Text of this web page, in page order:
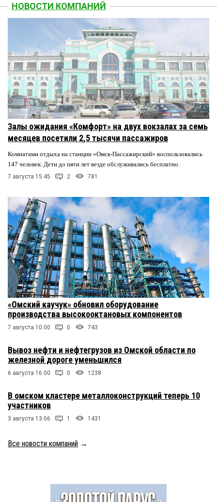
НОВОСТИ КОМПАНИЙ
Залы ожидания «Комфорт» на двух вокзалах за семь
месяцев посетили 2,5 тысячи пассажиров
Комнатами отдыха на станции «Омск-Пассажирский» воспользовались
147 человек. Дети до пяти лет везде обслуживались бесплатно.
7 августа 15:45 2 781
«Омский каучук» обновил оборудование
производства высокооктановых компонентов
7 августа 10:00 0 743
Вывоз нефти и нефтегрузов из Омской области по
железной дороге уменьшился
6 августа 16:00 0 1238
В омском кластере металлоконструкций теперь 10
участников
3 августа 13:06 1 1431
Все новости компаний →